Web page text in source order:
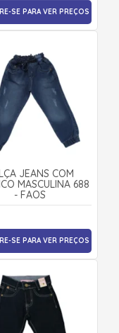
SE PARA VER PREÇOS
JEANS COM
MASCULINA 688
- FAOS
SE PARA VER PREÇOS